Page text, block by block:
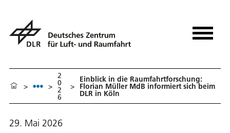
> >
2
0
2
6
>
Einblick in die Raumfahrtforschung:
Florian Müller MdB informiert sich beim
DLR in Köln
29. Mai 2026